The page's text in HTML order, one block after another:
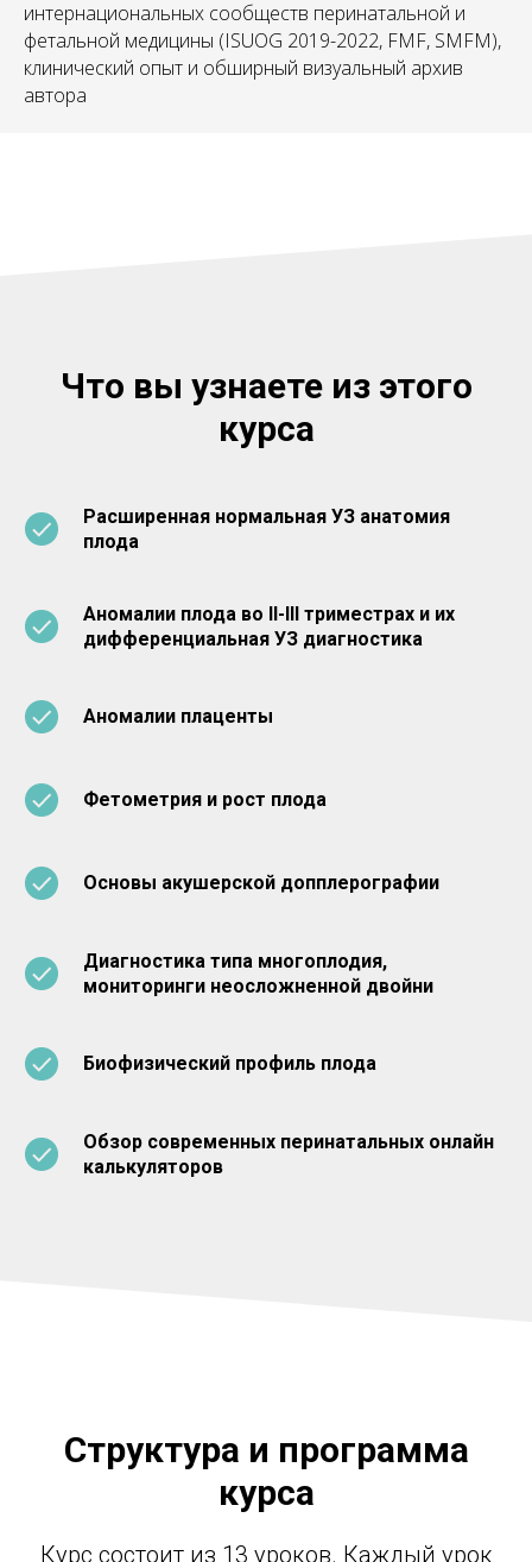
интернациональных сообществ перинатальной и
фетальной медицины (ISUOG 2019-2022, FMF, SMFM),
клинический опыт и обширный визуальный архив
автора
Что вы узнаете из этого
курса
Расширенная нормальная УЗ анатомия
плода
Аномалии плода во II-III триместрах и их
дифференциальная УЗ диагностика
Аномалии плаценты
Фетометрия и рост плода
Основы акушерской допплерографии
Диагностика типа многоплодия,
мониторинги неосложненной двойни
Биофизический профиль плода
Обзор современных перинатальных онлайн
калькуляторов
Структура и программа
курса
Курс состоит из 13 уроков. Каждый урок